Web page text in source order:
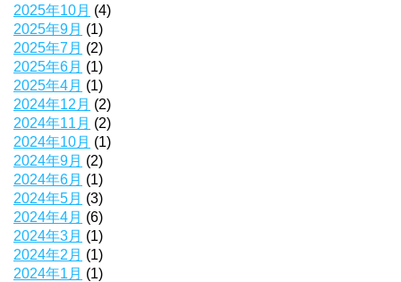
2025年10月 (4)
2025年9月 (1)
2025年7月 (2)
2025年6月 (1)
2025年4月 (1)
2024年12月 (2)
2024年11月 (2)
2024年10月 (1)
2024年9月 (2)
2024年6月 (1)
2024年5月 (3)
2024年4月 (6)
2024年3月 (1)
2024年2月 (1)
2024年1月 (1)